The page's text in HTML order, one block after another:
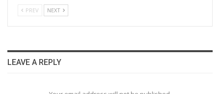
PREV NEXT
LEAVE A REPLY